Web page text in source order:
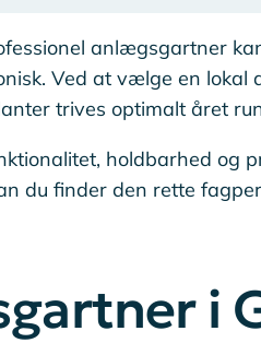
anlægsgartner
Ved at vælge en
trives optimalt året
holdbarhed og
du finder den rette
i